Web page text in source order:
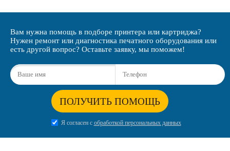
Вам нужна помощь в подборе принтера или картриджа?
Нужен ремонт или диагностика печатного оборудования или
есть другой вопрос? Оставьте заявку, мы поможем!
ПОЛУЧИТЬ ПОМОЩЬ
Я согласен с обработкой персональных данных